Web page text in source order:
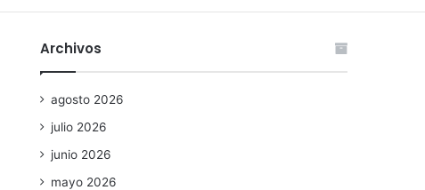
Archivos
agosto 2026
julio 2026
junio 2026
mayo 2026